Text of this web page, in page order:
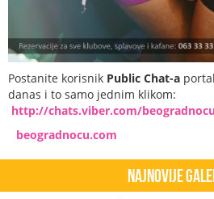
Postanite korisnik Public Chat-a
danas i to samo jednim klikom:
http://chats.viber.com/
beogradnocu.com
Najnovije